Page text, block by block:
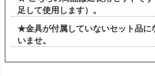
足して使用します）。
★金具が付属していないセット品に
いませ。